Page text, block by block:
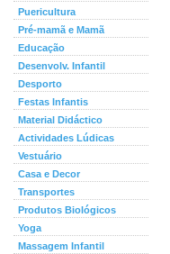
Puericultura
Pré-mamã e Mamã
Educação
Desenvolv. Infantil
Desporto
Festas Infantis
Material Didáctico
Actividades Lúdicas
Vestuário
Casa e Decor
Transportes
Produtos Biológicos
Yoga
Massagem Infantil